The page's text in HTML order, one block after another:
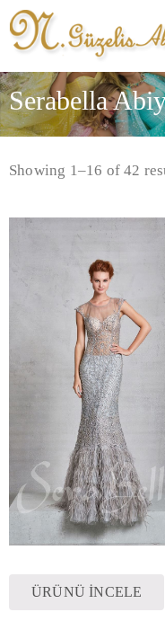
Anasayfa
Hakkımızda
Koleksiyon
Serabella
Showing 1–16 of 42
ÜRÜNÜ İNCELE